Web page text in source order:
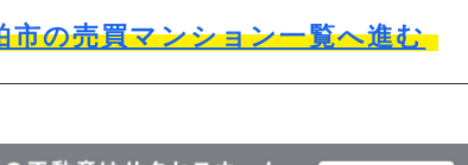
市の売買マンション一覧へ進む